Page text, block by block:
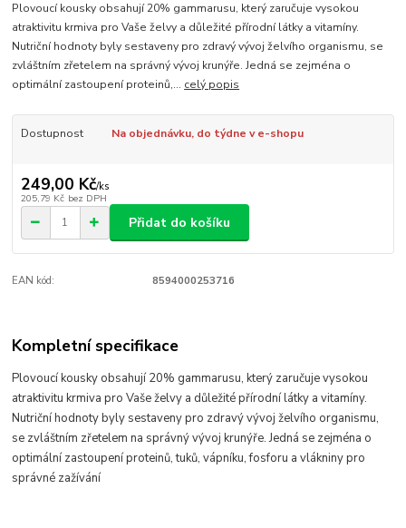
Plovoucí kousky obsahují 20% gammarusu, který zaručuje vysokou
atraktivitu krmiva pro Vaše želvy a důležité přírodní látky a vitamíny.
Nutriční hodnoty byly sestaveny pro zdravý vývoj želvího organismu, se
zvláštním zřetelem na správný vývoj krunýře. Jedná se zejména o
optimální zastoupení proteinů,... celý popis
Dostupnost Na objednávku, do týdne v e-shopu
249,00 Kč/ks
205,79 Kč bez DPH
Přidat do košíku
EAN kód: 8594000253716
Kompletní specifikace
Plovoucí kousky obsahují 20% gammarusu, který zaručuje vysokou
atraktivitu krmiva pro Vaše želvy a důležité přírodní látky a vitamíny.
Nutriční hodnoty byly sestaveny pro zdravý vývoj želvího organismu,
se zvláštním zřetelem na správný vývoj krunýře. Jedná se zejména o
optimální zastoupení proteinů, tuků, vápníku, fosforu a vlákniny pro
správné zažívání